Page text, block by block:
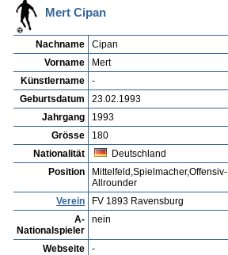
Mert Cipan
Nachname
Cipan
Vorname
Mert
Künstlername
-
Geburtsdatum
23.02.1993
Jahrgang
1993
Grösse
180
Nationalität
Deutschland
Position
Mittelfeld,Spielmacher,Offensiv-
Allrounder
Verein
FV 1893 Ravensburg
A-
Nationalspieler
nein
Webseite
-